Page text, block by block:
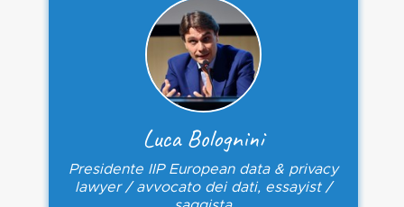
Luca Bolognini
Presidente IIP European data & privacy
lawyer / avvocato dei dati, essayist /